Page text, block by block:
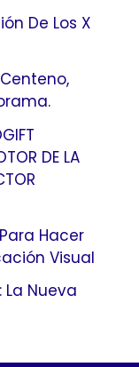
De Los X
DE LA
Hacer
Visual
La Nueva